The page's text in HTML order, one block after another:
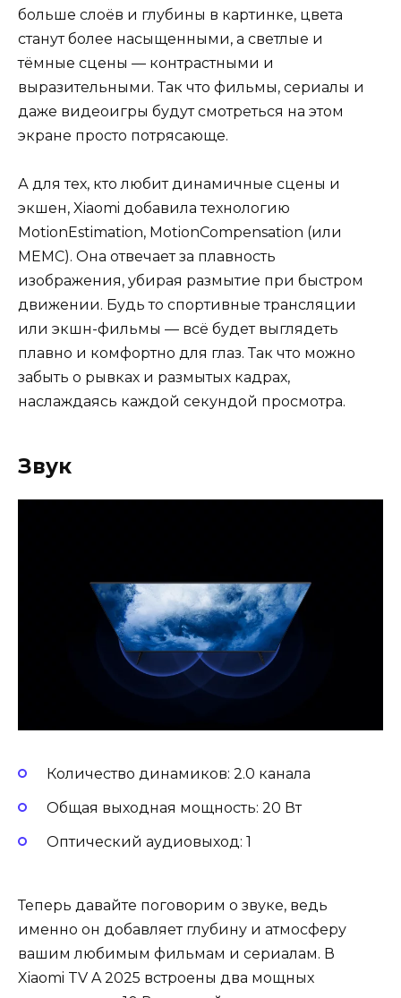
больше слоёв и глубины в картинке, цвета
станут более насыщенными, а светлые и
тёмные сцены — контрастными и
выразительными. Так что фильмы, сериалы и
даже видеоигры будут смотреться на этом
экране просто потрясающе.
А для тех, кто любит динамичные сцены и
экшен, Xiaomi добавила технологию
MotionEstimation, MotionCompensation (или
MEMC). Она отвечает за плавность
изображения, убирая размытие при быстром
движении. Будь то спортивные трансляции
или экшн-фильмы — всё будет выглядеть
плавно и комфортно для глаз. Так что можно
забыть о рывках и размытых кадрах,
наслаждаясь каждой секундой просмотра.
Звук
Количество динамиков: 2.0 канала
Общая выходная мощность: 20 Вт
Оптический аудиовыход: 1
Теперь давайте поговорим о звуке, ведь
именно он добавляет глубину и атмосферу
вашим любимым фильмам и сериалам. В
Xiaomi TV A 2025 встроены два мощных